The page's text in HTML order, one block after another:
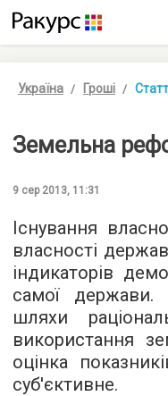
Україна Гроші
Земельна
9 сер 2013, 11:31
Існування
власності
індикаторів
самої держави.
шляхи
використання
оцінка
суб'єктивне.